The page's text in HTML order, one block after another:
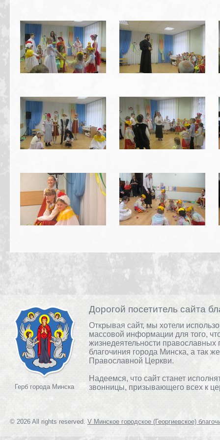
Герб города Минска
Дорогой посетитель сайта
Открывая сайт, мы хотели
массовой информации для того,
жизнедеятельности православных
благочиния города Минска, а так
Православной Церкви.
Надеемся, что сайт станет
звонницы, призывающего всех к
© 2026 All rights reserved. V Минское городское (Георгиевское)